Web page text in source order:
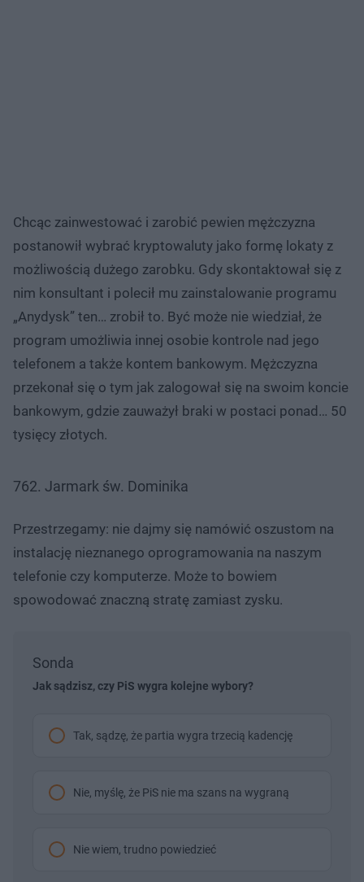
Chcąc zainwestować i zarobić pewien mężczyzna
postanowił wybrać kryptowaluty jako formę lokaty z
możliwością dużego zarobku. Gdy skontaktował się z
nim konsultant i polecił mu zainstalowanie programu
„Anydysk” ten… zrobił to. Być może nie wiedział, że
program umożliwia innej osobie kontrole nad jego
telefonem a także kontem bankowym. Mężczyzna
przekonał się o tym jak zalogował się na swoim koncie
bankowym, gdzie zauważył braki w postaci ponad… 50
tysięcy złotych.
762. Jarmark św. Dominika
Przestrzegamy: nie dajmy się namówić oszustom na
instalację nieznanego oprogramowania na naszym
telefonie czy komputerze. Może to bowiem
spowodować znaczną stratę zamiast zysku.
Sonda
Jak sądzisz, czy PiS wygra kolejne wybory?
Tak, sądzę, że partia wygra trzecią kadencję
Nie, myślę, że PiS nie ma szans na wygraną
Nie wiem, trudno powiedzieć